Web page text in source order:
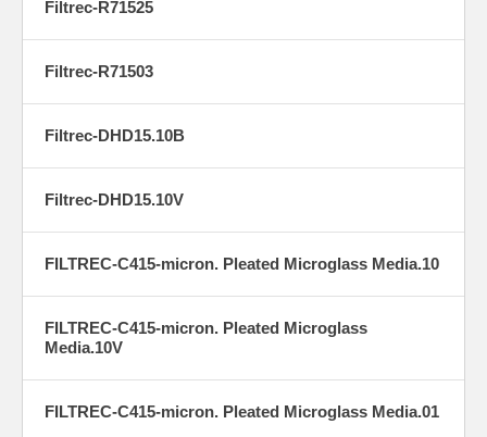
Filtrec-R71525
Filtrec-R71503
Filtrec-DHD15.10B
Filtrec-DHD15.10V
FILTREC-C415-micron. Pleated Microglass Media.10
FILTREC-C415-micron. Pleated Microglass
Media.10V
FILTREC-C415-micron. Pleated Microglass Media.01